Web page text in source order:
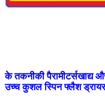
के तकनीकी पैरामीटर्सखाद्य
उच्च कुशल स्पिन फ्लैश ड्रायर